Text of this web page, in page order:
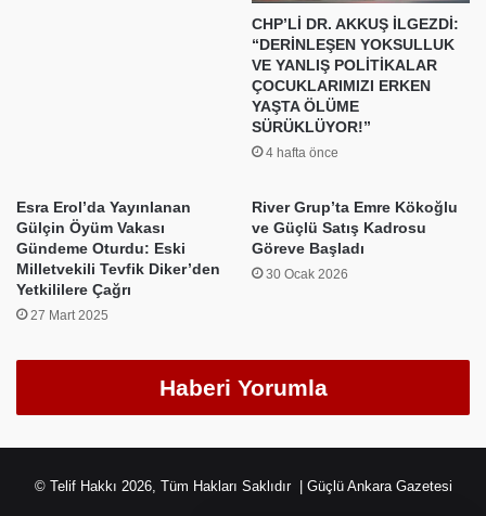
CHP’Lİ DR. AKKUŞ İLGEZDİ:
“DERİNLEŞEN YOKSULLUK
VE YANLIŞ POLİTİKALAR
ÇOCUKLARIMIZI ERKEN
YAŞTA ÖLÜME
SÜRÜKLÜYOR!”
4 hafta önce
Esra Erol’da Yayınlanan
Gülçin Öyüm Vakası
Gündeme Oturdu: Eski
Milletvekili Tevfik Diker’den
Yetkililere Çağrı
27 Mart 2025
River Grup’ta Emre Kökoğlu
ve Güçlü Satış Kadrosu
Göreve Başladı
30 Ocak 2026
Haberi Yorumla
© Telif Hakkı 2026, Tüm Hakları Saklıdır | Güçlü Ankara Gazetesi